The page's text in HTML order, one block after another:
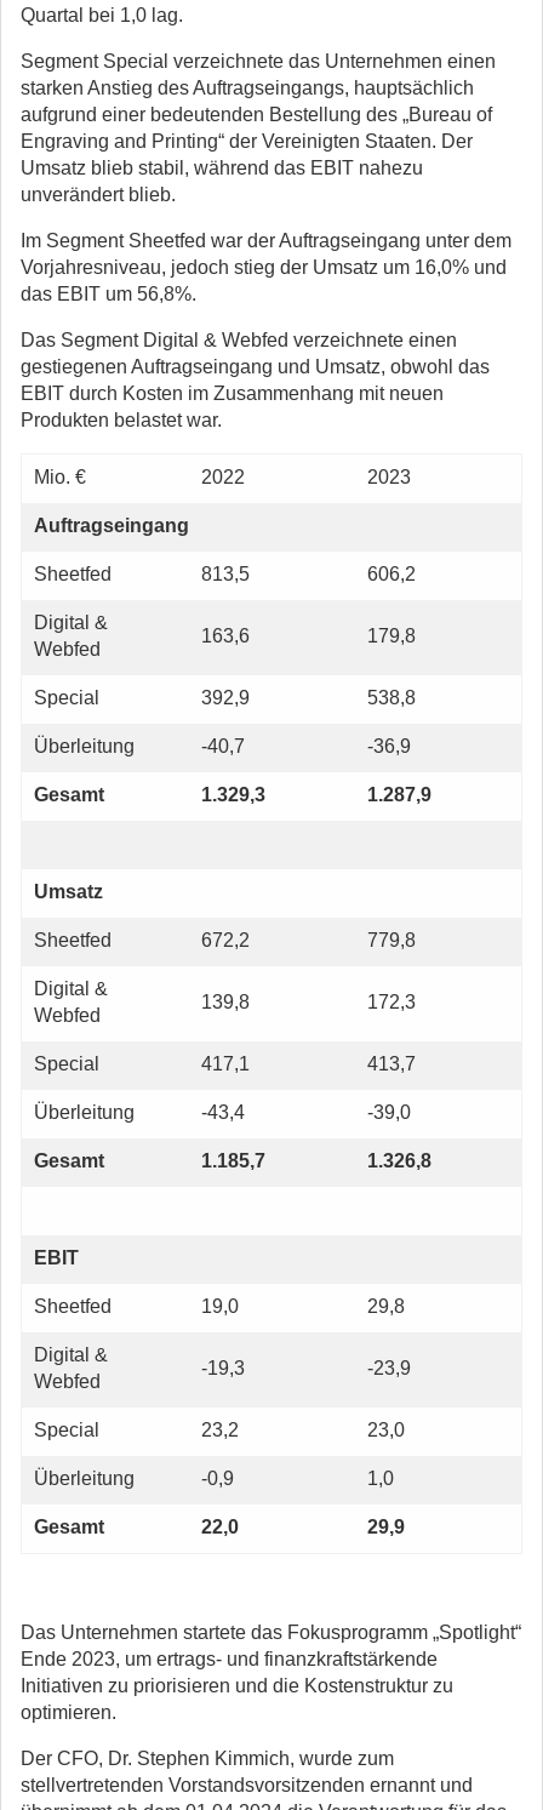
Quartal bei 1,0 lag.
Segment Special verzeichnete das Unternehmen einen
starken Anstieg des Auftragseingangs, hauptsächlich
aufgrund einer bedeutenden Bestellung des „Bureau of
Engraving and Printing“ der Vereinigten Staaten. Der
Umsatz blieb stabil, während das EBIT nahezu
unverändert blieb.
Im Segment Sheetfed war der Auftragseingang unter dem
Vorjahresniveau, jedoch stieg der Umsatz um 16,0% und
das EBIT um 56,8%.
Das Segment Digital & Webfed verzeichnete einen
gestiegenen Auftragseingang und Umsatz, obwohl das
EBIT durch Kosten im Zusammenhang mit neuen
Produkten belastet war.
Mio. € 2022 2023
Auftragseingang
Sheetfed 813,5 606,2
Digital &
Webfed
163,6 179,8
Special 392,9 538,8
Überleitung -40,7 -36,9
Gesamt 1.329,3 1.287,9
Umsatz
Sheetfed 672,2 779,8
Digital &
Webfed
139,8 172,3
Special 417,1 413,7
Überleitung -43,4 -39,0
Gesamt 1.185,7 1.326,8
EBIT
Sheetfed 19,0 29,8
Digital &
Webfed
-19,3 -23,9
Special 23,2 23,0
Überleitung -0,9 1,0
Gesamt 22,0 29,9
Das Unternehmen startete das Fokusprogramm „Spotlight“
Ende 2023, um ertrags- und finanzkraftstärkende
Initiativen zu priorisieren und die Kostenstruktur zu
optimieren.
Der CFO, Dr. Stephen Kimmich, wurde zum
stellvertretenden Vorstandsvorsitzenden ernannt und